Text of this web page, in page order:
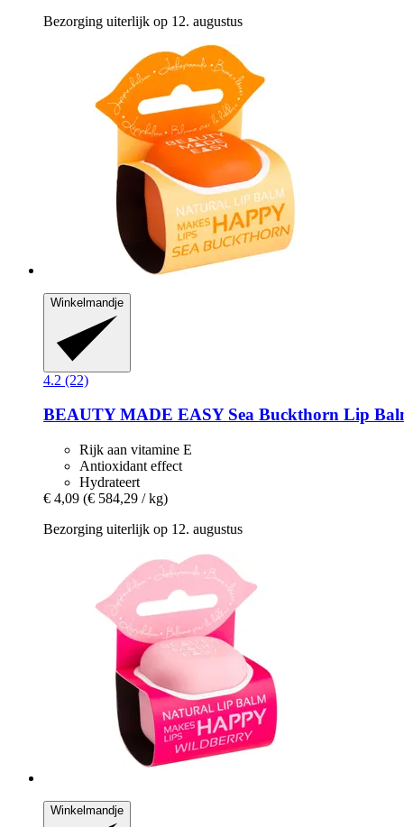
Bezorging uiterlijk op 12. augustus
Winkelmandje
4.2 (22)
BEAUTY MADE EASYSea Buckthorn Lip
Rijk aan vitamine E
Antioxidant effect
Hydrateert
€ 4,09 (€ 584,29 / kg)
Bezorging uiterlijk op 12. augustus
Winkelmandje